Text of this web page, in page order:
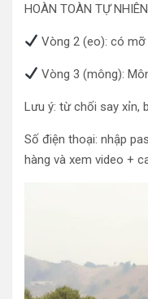
HOÀN TOÀN TỰ NHIÊN
Vòng 2 (eo): có
Vòng 3 (mông):
Lưu ý: từ chối say xỉn,
Số điện thoại: nhập
hàng và xem video +